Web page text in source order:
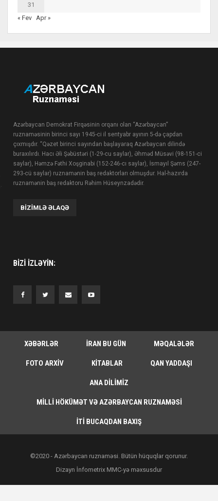
31
« Fev
Apr »
Azərbaycan Demokrat Firqəsinin orqanı olan “Azərbaycan”
ruznaməsinin birinci sayı 1945-ci il sentyabr ayının 5-də çapdan
çıxmışdır. “Qəzet birinci sayından başlayaraq Azərbaycan dilində
buraxılırdı. Hacı Əli Şəbüstəri (1-29-cu saylar), Əhməd Müsəvi (98-151-ci
saylar), Həmzə Fəthi Xoşginabi (152-246-cı saylar), İsmayıl Şəms (247-
293-cü saylar) ruznamənin baş redaktorları olmuşdur. Hal-hazırda
ruznamənin baş redaktoru Rəhim Hüseynzadədir.
BIZIMLƏ ƏLAQƏ
BIZI IZLƏYIN:
XƏBƏRLƏR İRAN BU GÜN MƏQALƏLƏR
FOTO ARXIV KITABLAR QAN YADDAŞI
ANA DILIMIZ
MILLI HÖKÜMƏT VƏ AZƏRBAYCAN RUZNAMƏSI
İTI BUCAQDAN BAXIŞ
©2020 - Azərbaycan ruznaməsi. Bütün hüquqlar qorunur.
Dizayn İnfometrix MMC-yə məxsusdur